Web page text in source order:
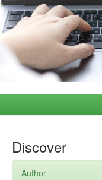
Discover
Author